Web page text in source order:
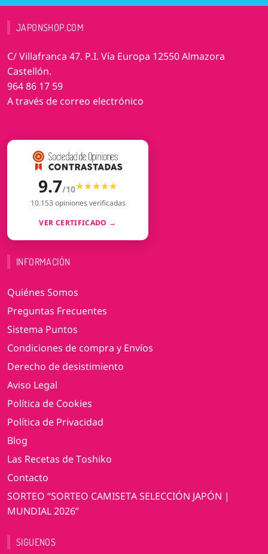
JAPONSHOP.COM
C/ Villafranca 47. P.I. Vía Europa 12550 Almazora
Castellón.
964 86 17 59
A través de correo electrónico
9.7/10★★★★★
★★★★★
10.153 opiniones verificadas
VER CERTIFICADO →
INFORMACIÓN
Quiénes Somos
Preguntas Frecuentes
Sistema Puntos
Condiciones de compra y Envíos
Derecho de desistimiento
Aviso Legal
Política de Cookies
Política de Privacidad
Blog
Las Recetas de Toshiko
Contacto
SORTEO “SORTEO CAMISETA SELECCIÓN JAPÓN |
MUNDIAL 2026”
SIGUENOS